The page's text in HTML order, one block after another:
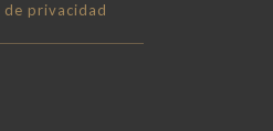
de privacidad